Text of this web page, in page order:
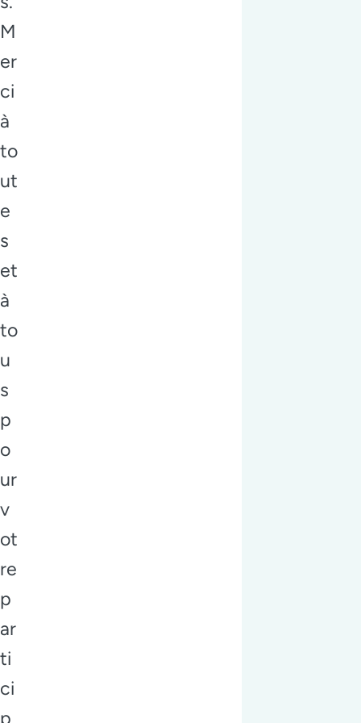
M
er
ci
à
to
ut
e
s
et
à
to
u
s
p
o
ur
v
ot
re
p
ar
ti
ci
p